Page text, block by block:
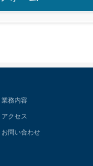
業務内容
アクセス
お問い合わせ